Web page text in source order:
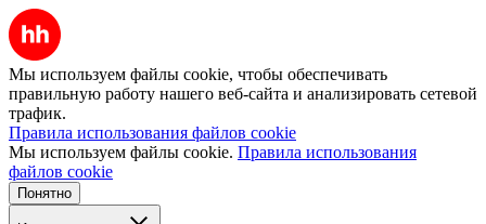
Мы используем файлы cookie, чтобы обеспечивать
правильную работу нашего веб-сайта и анализировать сетевой
трафик.
Правила использования файлов cookie
Мы используем файлы cookie. Правила использования
файлов cookie
Понятно